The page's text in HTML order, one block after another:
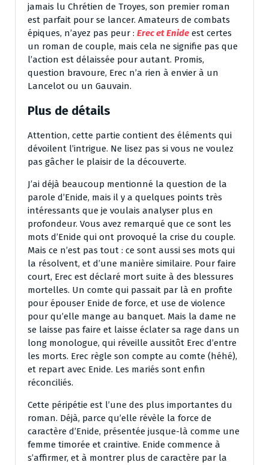
jamais lu Chrétien de Troyes, son premier roman
est parfait pour se lancer. Amateurs de combats
épiques, n’ayez pas peur : Erec et Enide est certes
un roman de couple, mais cela ne signifie pas que
l’action est délaissée pour autant. Promis,
question bravoure, Erec n’a rien à envier à un
Lancelot ou un Gauvain.
Plus de détails
Attention, cette partie contient des éléments qui
dévoilent l’intrigue. Ne lisez pas si vous ne voulez
pas gâcher le plaisir de la découverte.
J’ai déjà beaucoup mentionné la question de la
parole d’Enide, mais il y a quelques points très
intéressants que je voulais analyser plus en
profondeur. Vous avez remarqué que ce sont les
mots d’Enide qui ont provoqué la crise du couple.
Mais ce n’est pas tout : ce sont aussi ses mots qui
la résolvent, et d’une manière similaire. Pour faire
court, Erec est déclaré mort suite à des blessures
mortelles. Un comte qui passait par là en profite
pour épouser Enide de force, et use de violence
pour qu’elle mange au banquet. Mais la dame ne
se laisse pas faire et laisse éclater sa rage dans un
long monologue, qui réveille aussitôt Erec d’entre
les morts. Erec règle son compte au comte (héhé),
et repart avec Enide. Les mariés sont enfin
réconciliés.
Cette péripétie est l’une des plus importantes du
roman. Déjà, parce qu’elle révèle la force de
caractère d’Enide, présentée jusque-là comme une
femme timorée et craintive. Enide commence à
s’affirmer, et à montrer plus de caractère par la